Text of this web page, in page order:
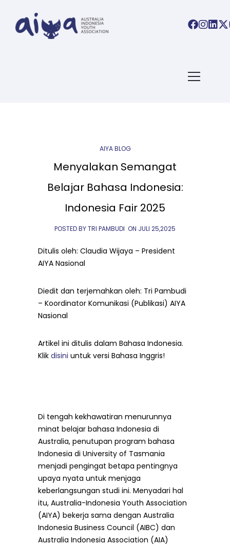
ARTICLES TAGGED WITH:
BLOG
AIYA BLOG
Menyalakan Semangat
Belajar Bahasa Indonesia:
Indonesia Fair 2025
POSTED BY TRI PAMBUDI ON JULI 25,2025
Ditulis oleh: Claudia Wijaya – President
AIYA Nasional
Diedit dan terjemahkan oleh: Tri Pambudi
– Koordinator Komunikasi (Publikasi) AIYA
Nasional
Artikel ini ditulis dalam Bahasa Indonesia.
Klik disini untuk versi Bahasa Inggris!
Di tengah kekhawatiran menurunnya
minat belajar bahasa Indonesia di
Australia, penutupan program bahasa
Indonesia di University of Tasmania
menjadi pengingat betapa pentingnya
upaya nyata untuk menjaga
keberlangsungan studi ini. Menyadari hal
itu, Australia-Indonesia Youth Association
(AIYA) bekerja sama dengan Australia
Indonesia Business Council (AIBC) dan
Australia Indonesia Association (AIA)